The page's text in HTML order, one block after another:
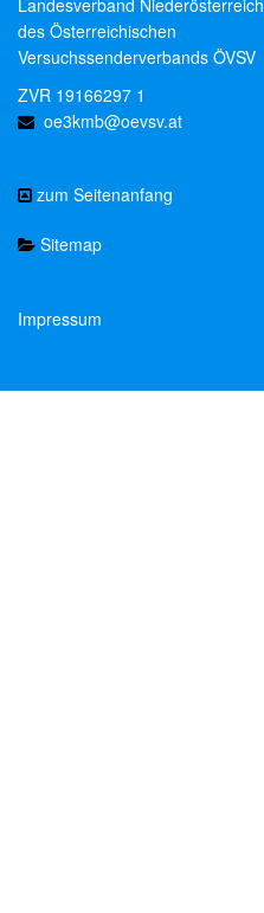
des Österreichischen
Versuchssenderverbands ÖVSV
ZVR 19166297 1
oe3kmb@oevsv.at
zum Seitenanfang
Sitemap
Impressum